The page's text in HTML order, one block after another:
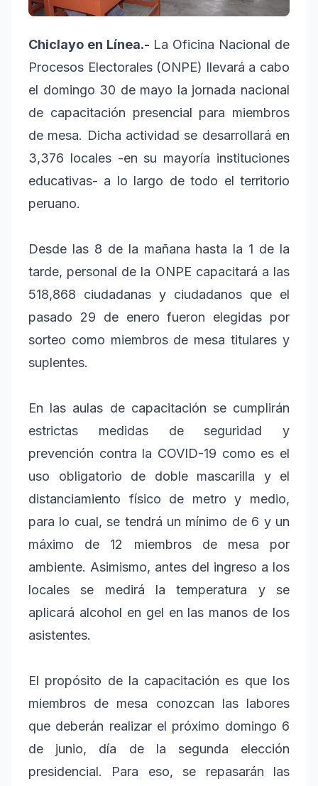
Chiclayo en Línea.- La Oficina Nacional de
Procesos Electorales (ONPE) llevará a cabo
el domingo 30 de mayo la jornada nacional
de capacitación presencial para miembros
de mesa. Dicha actividad se desarrollará en
3,376 locales -en su mayoría instituciones
educativas- a lo largo de todo el territorio
peruano.
Desde las 8 de la mañana hasta la 1 de la
tarde, personal de la ONPE capacitará a las
518,868 ciudadanas y ciudadanos que el
pasado 29 de enero fueron elegidas por
sorteo como miembros de mesa titulares y
suplentes.
En las aulas de capacitación se cumplirán
estrictas medidas de seguridad y
prevención contra la COVID-19 como es el
uso obligatorio de doble mascarilla y el
distanciamiento físico de metro y medio,
para lo cual, se tendrá un mínimo de 6 y un
máximo de 12 miembros de mesa por
ambiente. Asimismo, antes del ingreso a los
locales se medirá la temperatura y se
aplicará alcohol en gel en las manos de los
asistentes.
El propósito de la capacitación es que los
miembros de mesa conozcan las labores
que deberán realizar el próximo domingo 6
de junio, día de la segunda elección
presidencial. Para eso, se repasarán las